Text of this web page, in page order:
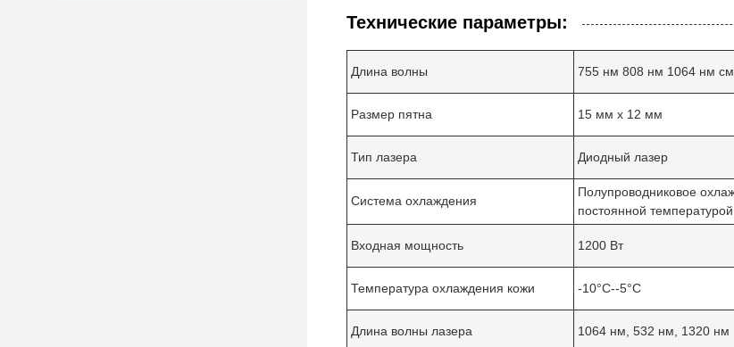
Технические параметры:
Длина волны 755 нм 808 нм 1064 нм
Размер пятна 15 мм x 12 мм
Тип лазера Диодный лазер
Система охлаждения
Полупроводниковое
постоянной температурой
Входная мощность 1200 Вт
Температура охлаждения кожи -10°C--5°C
Длина волны лазера 1064 нм, 532 нм, 1320 нм